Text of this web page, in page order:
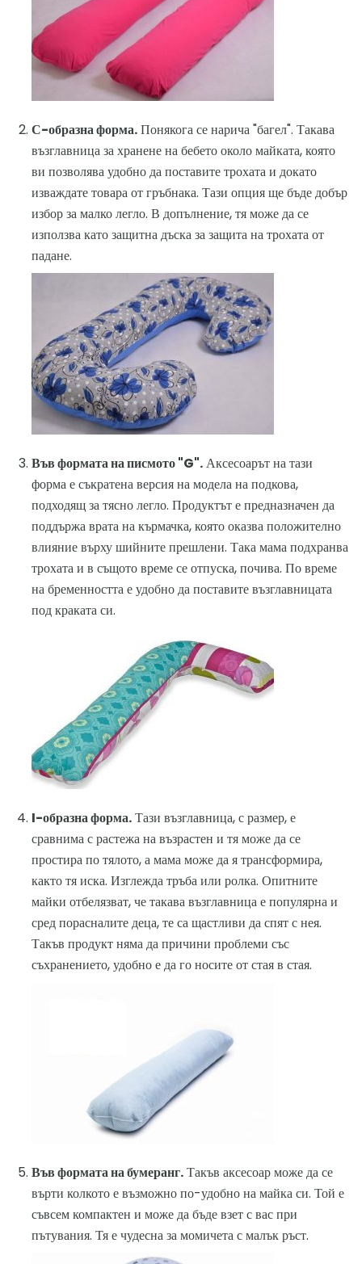
С-образна форма.Понякога се нарича "багел". Такава
възглавница за хранене на бебето около майката, която
ви позволява удобно да поставите трохата и докато
изваждате товара от гръбнака. Тази опция ще бъде добър
избор за малко легло. В допълнение, тя може да се
използва като защитна дъска за защита на трохата от
падане.
Във формата на писмото "G".Аксесоарът на тази
форма е съкратена версия на модела на подкова,
подходящ за тясно легло. Продуктът е предназначен да
поддържа врата на кърмачка, която оказва положително
влияние върху шийните прешлени. Така мама подхранва
трохата и в същото време се отпуска, почива. По време
на бременността е удобно да поставите възглавницата
под краката си.
I-образна форма.Тази възглавница, с размер, е
сравнима с растежа на възрастен и тя може да се
простира по тялото, а мама може да я трансформира,
както тя иска. Изглежда тръба или ролка. Опитните
майки отбелязват, че такава възглавница е популярна и
сред порасналите деца, те са щастливи да спят с нея.
Такъв продукт няма да причини проблеми със
съхранението, удобно е да го носите от стая в стая.
Във формата на бумеранг.Такъв аксесоар може да се
върти колкото е възможно по-удобно на майка си. Той е
съвсем компактен и може да бъде взет с вас при
пътувания. Тя е чудесна за момичета с малък ръст.